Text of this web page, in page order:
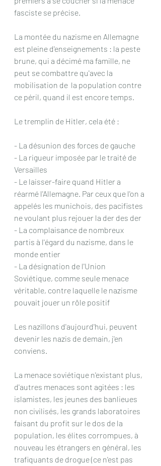
fasciste se précise.
La montée du nazisme en Allemagne
est pleine d'enseignements : la peste
brune, qui a décimé ma famille, ne
peut se combattre qu'avec la
mobilisation de  la population contre
ce péril, quand il est encore temps.
Le tremplin de Hitler, cela été :
- La désunion des forces de gauche
- La rigueur imposée par le traité de
Versailles
- Le laisser-faire quand Hitler a
réarmé l'Allemagne. Par ceux que l'on a
appelés les munichois, des pacifistes
ne voulant plus rejouer la der des der
- La complaisance de nombreux
partis à l'égard du nazisme, dans le
monde entier
- La désignation de l'Union
Soviétique, comme seule menace
véritable, contre laquelle le nazisme
pouvait jouer un rôle positif
Les nazillons d'aujourd'hui, peuvent
devenir les nazis de demain, j'en
conviens.
La menace soviétique n'existant plus,
d'autres menaces sont agitées : les
islamistes, les jeunes des banlieues
non civilisés, les grands laboratoires
faisant du profit sur le dos de la
population, les élites corrompues, à
nouveau les étrangers en général, les
trafiquants de drogue (ce n'est pas